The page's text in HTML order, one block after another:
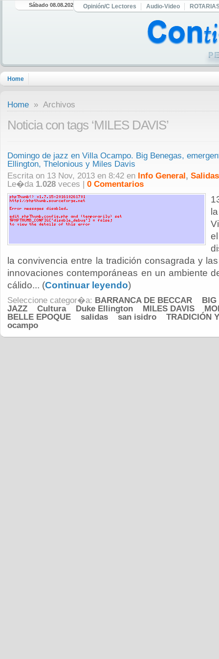
Sábado 08.08.2026 Opinión/C Lectores Audio-Video
Home
Home » Archivos
Noticia con tags ‘MILES DAVIS’
Domingo de jazz en Villa Ocampo. Big Benegas,
Ellington, Thelonious y Miles Davis
Escrita on 13 Nov, 2013 en 8:42 en Info General, Salidas
Le�da 1.028 veces | 0 Comentarios
la convivencia entre la tradición consagrada y
innovaciones contemporáneas en un ambiente
cálido... (Continuar leyendo)
Seleccione categor�a: BARRANCA DE BECCAR
BIG
JAZZ
Cultura Duke Ellington MILES DAVIS
BELLE EPOQUE
salidas san isidro
TRADICIÓN
ocampo